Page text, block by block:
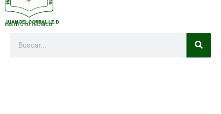
INSTITUTO TÉCNICO
JUAN DEL CORRAL I.E.D.